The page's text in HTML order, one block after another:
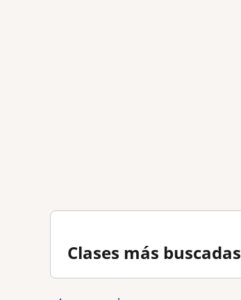
Clases más buscadas